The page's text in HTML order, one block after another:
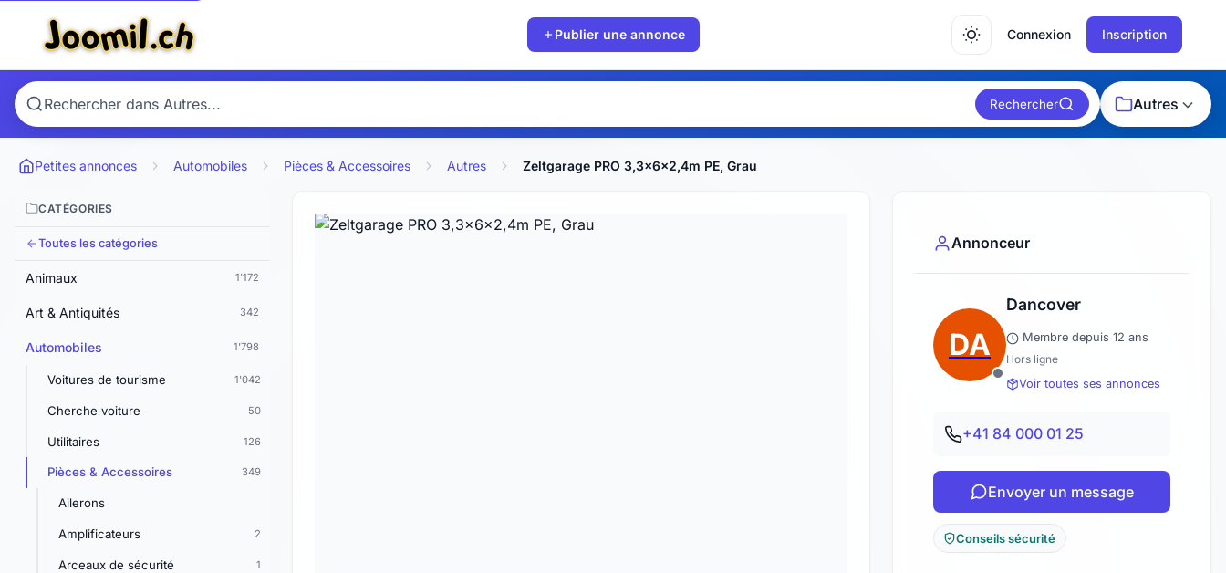
Publier une annonce Connexion Inscription
Rechercher Autres
Petites annonces Automobiles Pièces & Accessoires Autres Zeltgarage PRO 3,3x6x2,4m PE, Grau
CATÉGORIES
Toutes les catégories
Animaux 1'172
Art & Antiquités 342
Automobiles 1'798
Voitures de tourisme 1'042
Cherche voiture 50
Utilitaires 126
Pièces & Accessoires 349
Ailerons
Amplificateurs 2
Arceaux de sécurité 1
Annonceur
DA
Dancover
Membre depuis 12 ans
Hors ligne
Voir toutes ses annonces
+41 84 000 01 25
Envoyer un message
Conseils sécurité